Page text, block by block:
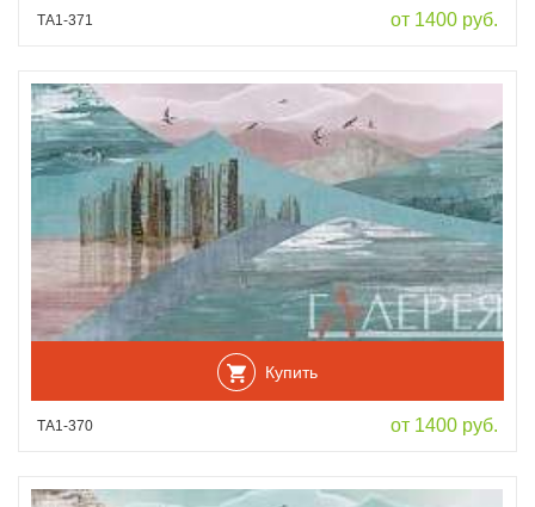
ТА1-371 от 1400 руб.
Купить
ТА1-370 от 1400 руб.